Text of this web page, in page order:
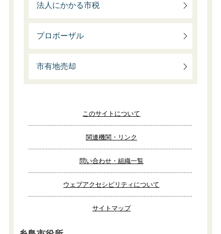
法人にかかる市税
プロポーザル
市有地売却
このサイトについて
関連機関・リンク
問い合わせ・組織一覧
ウェブアクセシビリティについて
サイトマップ